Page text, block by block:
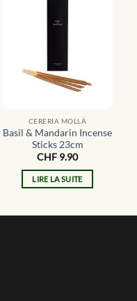
CERERIA MOLLÁ
Basil & Mandarin Incense
Sticks 23cm
CHF 9.90
LIRE LA SUITE